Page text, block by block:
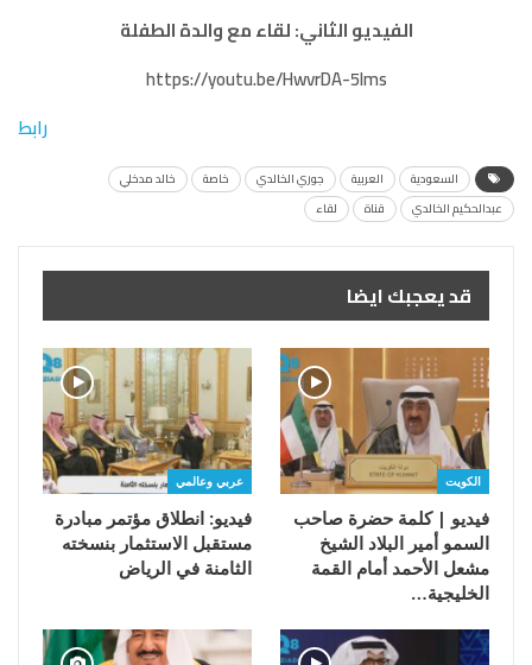
الفيديو الثاني: لقاء مع والدة الطفلة
https://youtu.be/HwvrDA-5Ims
رابط
السعودية العربية جوري الخالدي خاصة
خالد مدخلي
عبدالحكيم الخالدي
قناة لقاء
قد يعجبك ايضا
الكويت
فيديو | كلمة حضرة صاحب
السمو أمير البلاد الشيخ
مشعل الأحمد أمام القمة
الخليجية…
عربي وعالمي
فيديو: انطلاق مؤتمر مبادرة
مستقبل الاستثمار بنسخته
الثامنة في الرياض